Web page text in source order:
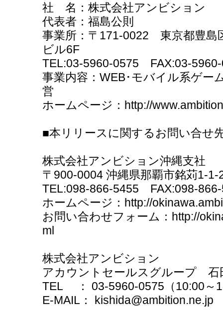
社 名：株式会社アンビション
代表者：福島公則
事業所：〒171-0022 東京都豊
ビル6F
TEL:03-5960-0575 FAX:03-
事業内容：WEB･モバイル系ゲー
営
ホームページ：http://
■本リリースに関するお問い合せ
株式会社アンビション沖縄支社
〒900-0004 沖縄県那覇市銘苅1-
TEL:098-866-5455 FAX:098-
ホームページ：http://
お問い合わせフォーム：http://
ml
株式会社アンビション
アカウントセールスグループ 石
TEL ： 03-5960-0575（10:00～
E-MAIL： kishida@ambition.ne.jp